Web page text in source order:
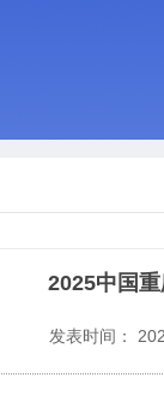
2025中国
发表时间：